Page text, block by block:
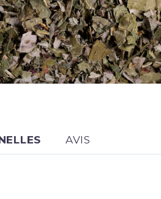
AVIS